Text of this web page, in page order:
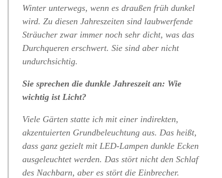
Winter unterwegs, wenn es draußen früh dunkel
wird. Zu diesen Jahreszeiten sind laubwerfende
Sträucher zwar immer noch sehr dicht, was das
Durchqueren erschwert. Sie sind aber nicht
undurchsichtig.
Sie sprechen die dunkle Jahreszeit an: Wie
wichtig ist Licht?
Viele Gärten statte ich mit einer indirekten,
akzentuierten Grundbeleuchtung aus. Das heißt,
dass ganz gezielt mit LED-Lampen dunkle Ecken
ausgeleuchtet werden. Das stört nicht den Schlaf
des Nachbarn, aber es stört die Einbrecher.